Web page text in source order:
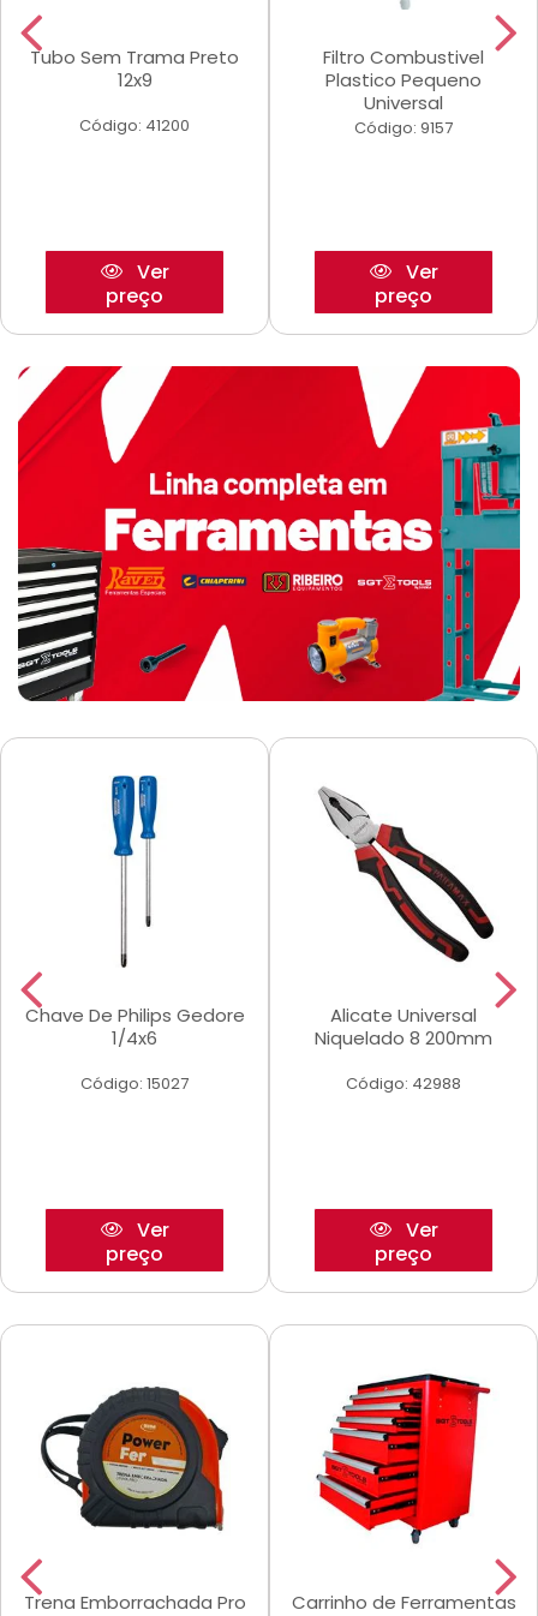
Tubo Sem Trama Preto
12x9
Código: 41200
Ver
preço
Filtro Combustivel
Plastico Pequeno
Universal
Código: 9157
Ver
preço
Chave De Philips Gedore
1/4x6
Código: 15027
Ver
preço
Alicate Universal
Niquelado 8 200mm
Código: 42988
Ver
preço
Trena Emborrachada Pro
Carrinho de Ferramentas